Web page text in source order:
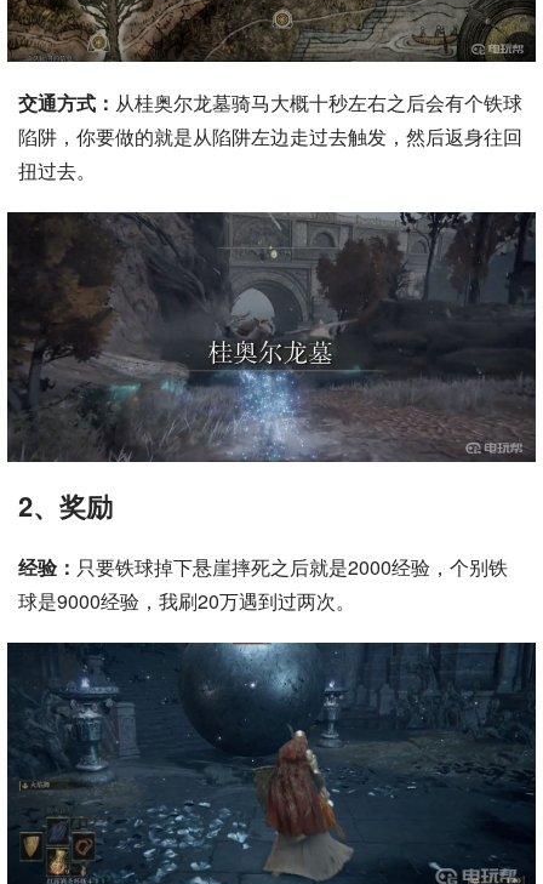
交通方式： 从桂奥尔龙墓骑马大概十秒左右之后会有个铁球
陷阱，你要做的就是从陷阱左边走过去触发，然后返身往回
扭过去。
2、奖励
经验： 只要铁球掉下悬崖摔死之后就是2000经验，个别铁
球是9000经验，我刷20万遇到过两次。